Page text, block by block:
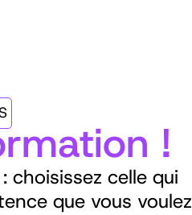
!
choisissez celle qui
que vous voulez